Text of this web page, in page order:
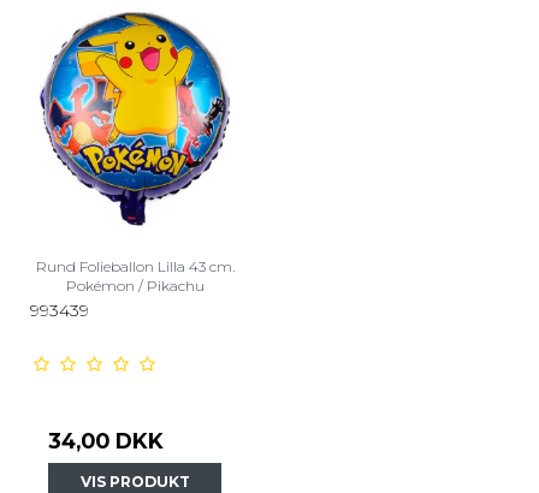
Rund Folieballon Lilla 43 cm.
Pokémon / Pikachu
993439
34,00 DKK
VIS PRODUKT